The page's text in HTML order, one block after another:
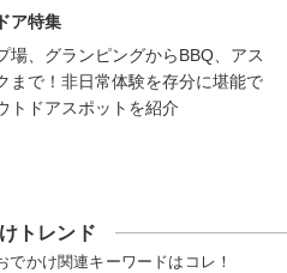
ア特集
場、グランピングからBBQ、アス
まで！非日常体験を存分に堪能で
トドアスポットを紹介
トレンド
かけ関連キーワードはコレ！